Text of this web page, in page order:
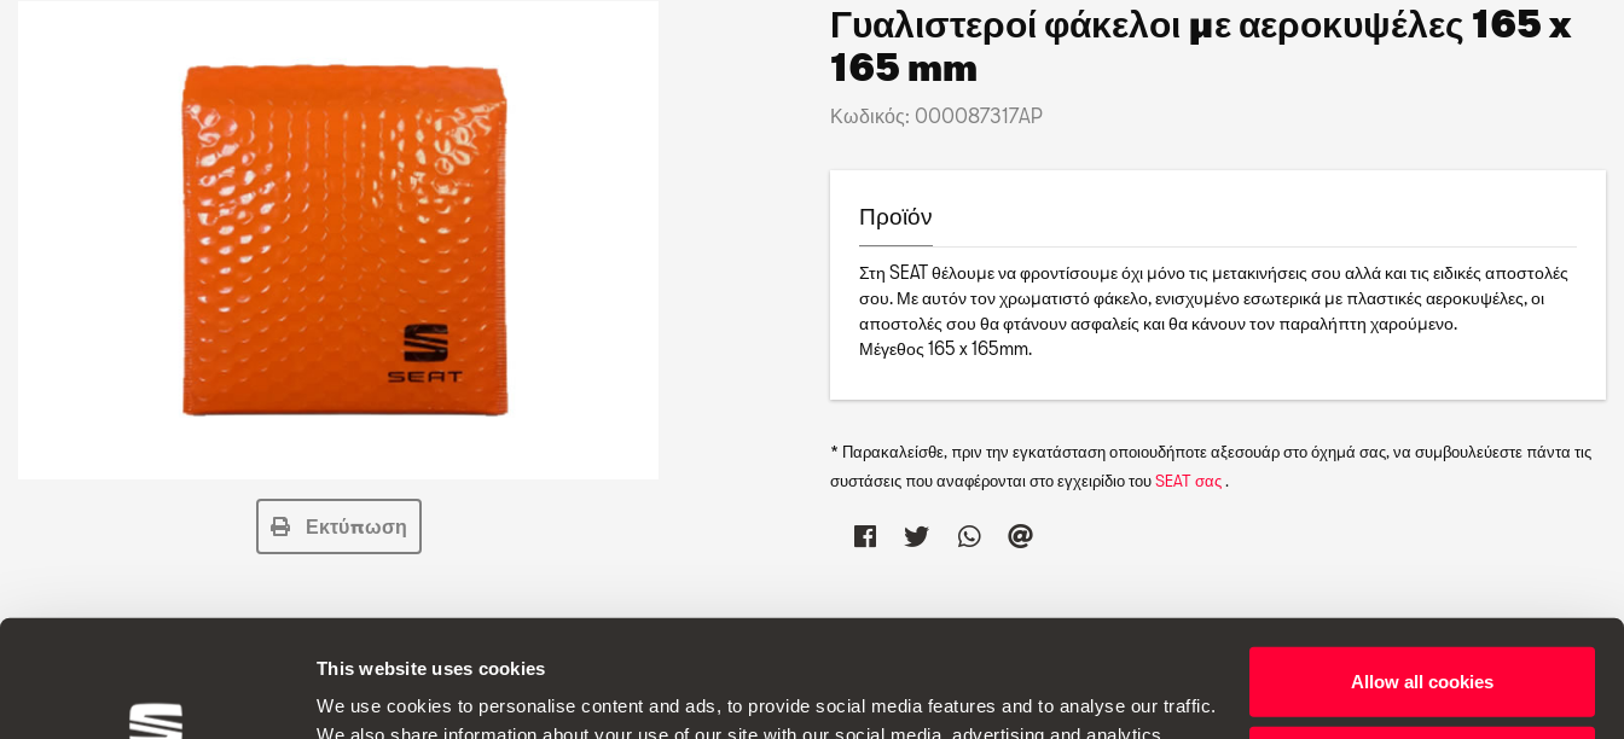
This website uses cookies
We use cookies to personalise content and ads, to provide social media features and to analyse our traffic.
We also share information about your use of our site with our social media, advertising and analytics
Allow all cookies
Εκτύπωση
Γυαλιστεροί φάκελοι με αεροκυψέλες 165 x
165 mm
Κωδικός: 000087317AP
Προϊόν
Στη SEAT θέλουμε να φροντίσουμε όχι μόνο τις μετακινήσεις σου αλλά και τις ειδικές αποστολές
σου. Με αυτόν τον χρωματιστό φάκελο, ενισχυμένο εσωτερικά με πλαστικές αεροκυψέλες, οι
αποστολές σου θα φτάνουν ασφαλείς και θα κάνουν τον παραλήπτη χαρούμενο.
Μέγεθος 165 x 165mm.
* Παρακαλείσθε, πριν την εγκατάσταση οποιουδήποτε αξεσουάρ στο όχημά σας, να συμβουλεύεστε πάντα τις
συστάσεις που αναφέρονται στο εγχειρίδιο τουSEAT σας.
Γνήσια Αξεσουάρ Η SEAT εφαρμόζει μια συνεχή αναπτυξιακή πολιτική στα προϊόντα της και διατηρεί το δικαίωμα να κάνει αλλαγές στις προδιαγραφές.